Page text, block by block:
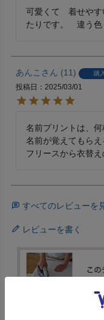
可愛くて　着せや
たりです。　違う色
あんこ 11 購
投稿日
2025/03/01
名前プリントは、何
名前が覚えてもらえ
フリースから衣替え
すべてのレビューを
レビューを書く